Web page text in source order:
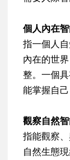
個人內在智
指一個人
內在的世
整。一個
能掌握自
觀察自然智
指能觀察
自然生態